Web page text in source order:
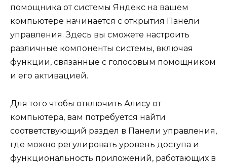
помощника от системы Яндекс на вашем
компьютере начинается с открытия Панели
управления. Здесь вы сможете настроить
различные компоненты системы, включая
функции, связанные с голосовым помощником
и его активацией.
Для того чтобы отключить Алису от
компьютера, вам потребуется найти
соответствующий раздел в Панели управления,
где можно регулировать уровень доступа и
функциональность приложений, работающих в